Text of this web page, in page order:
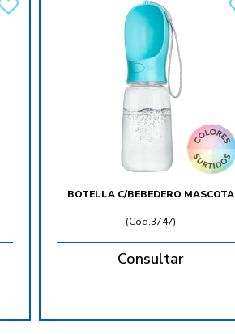
BOTELLA C/BEBEDERO MASCOTA
(Cód.3747)
Consultar